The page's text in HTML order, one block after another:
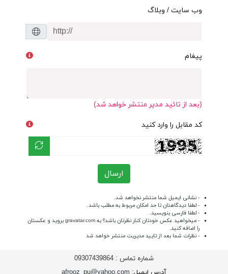
وب سایت / وبلاگ
پیغام
(بعد از تائید مدیر منتشر خواهد شد)
کد مقابل را وارد کنید
ارسال
- نشانی ایمیل شما منتشر نخواهد شد.
- لطفا دیدگاهتان تا حد امکان مربوط به مطلب باشد.
- لطفا فارسی بنویسید.
- میخواهید عکس خودتان کنار نظرتان باشد؟ به gravatar.com بروید و عکستان
را اضافه کنید.
- نظرات شما بعد از تایید مدیریت منتشر خواهد شد
شماره تماس : 09307439864